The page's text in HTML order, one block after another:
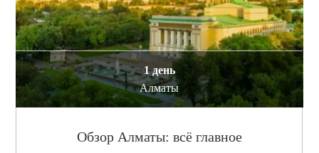
1 день
Алматы
Обзор Алматы: всё главное